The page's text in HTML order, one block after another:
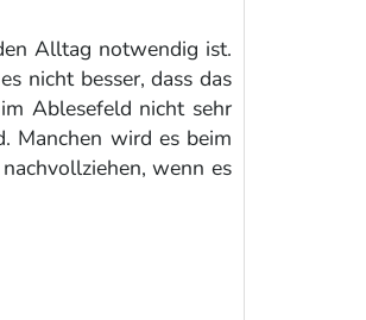
Alltag notwendig ist.
nicht besser, dass das
Ablesefeld nicht sehr
Manchen wird es beim
wenn es